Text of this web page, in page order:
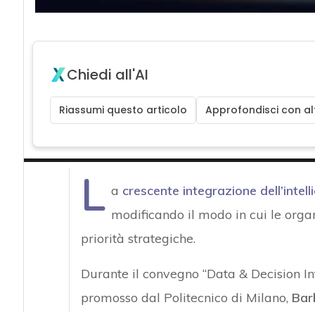
Chiedi all'AI
Riassumi questo articolo Approfondisci con
L a crescente integrazione
modificando il modo in cui le
priorità strategiche.
Durante il convegno “Data & Decision
promosso dal Politecnico di Milano,